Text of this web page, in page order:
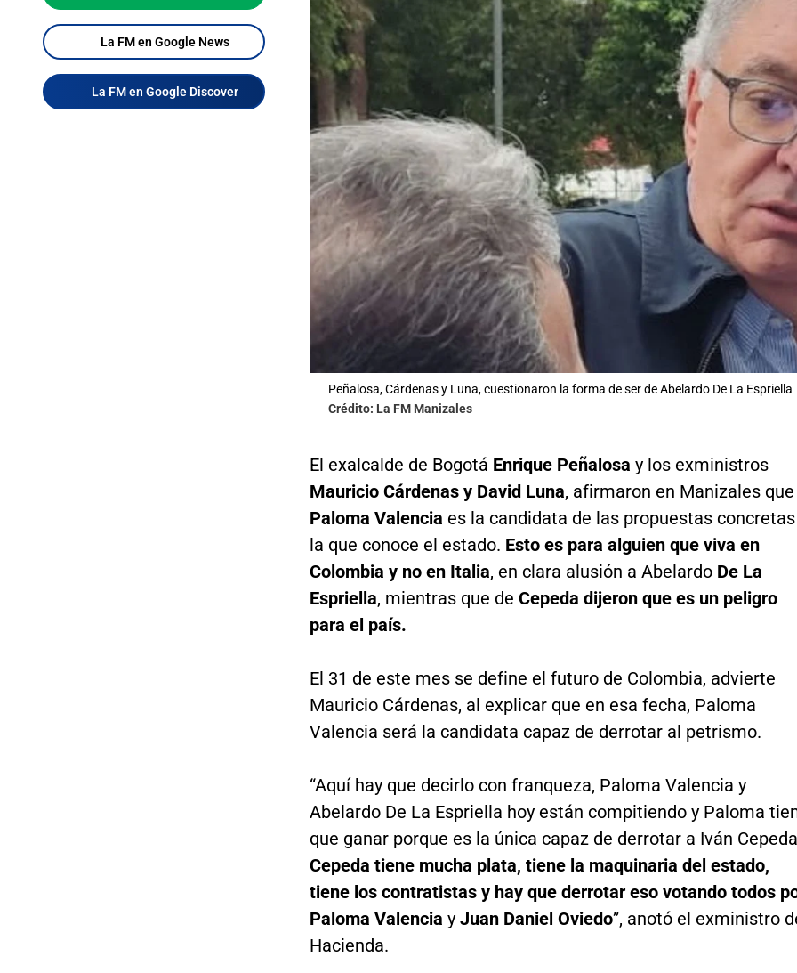
La FM en Google News
La FM en Google Discover
Peñalosa, Cárdenas y Luna, cuestionaron la forma de ser de Abelardo De La Espriella
Crédito: La FM Manizales
El exalcalde de Bogotá Enrique Peñalosa y los exministros
Mauricio Cárdenas y David Luna, afirmaron en Manizales que
Paloma Valencia es la candidata de las propuestas
la que conoce el estado. Esto es para alguien que viva en
Colombia y no en Italia, en clara alusión a Abelardo De La
Espriella, mientras que de Cepeda dijeron que es un peligro
para el país.
El 31 de este mes se define el futuro de Colombia, advierte
Mauricio Cárdenas, al explicar que en esa fecha, Paloma
Valencia será la candidata capaz de derrotar al petrismo.
“Aquí hay que decirlo con franqueza, Paloma Valencia y
Abelardo De La Espriella hoy están compitiendo y Paloma
que ganar porque es la única capaz de derrotar a Iván
Cepeda tiene mucha plata, tiene la maquinaria del estado,
tiene los contratistas y hay que derrotar eso votando todos
Paloma Valencia y Juan Daniel Oviedo”, anotó el exministro
Hacienda.